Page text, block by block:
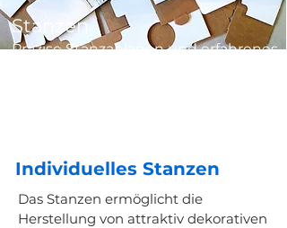
Stanzen
Präzise Stanzanlagen und erfahrenes
Individuelles Stanzen
Das Stanzen ermöglicht die
Herstellung von attraktiv dekorativen